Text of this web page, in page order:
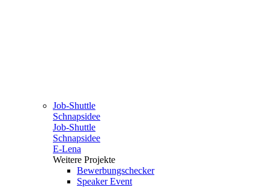
Job-Shuttle
Schnapsidee
Job-Shuttle
Schnapsidee
E-Lena
Weitere Projekte
Bewerbungschecker
Speaker Event